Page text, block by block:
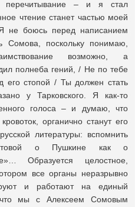
перечитывание – и я стал
чтение станет частью моей
не боюсь перед написанием
Сомова, поскольку понимаю,
возможно, а
полнеба гений, / Не по тебе
его стопой / Ты должен стать
у Тарковского. Я как-то
голоса – и думаю, что
органично станут его
литературы: вспомнить
о Пушкине как о
Образуется целостное,
все органы неразрывно
и работают на единый
что мы с Алексеем Сомовым